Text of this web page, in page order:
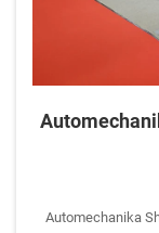
Automechanika